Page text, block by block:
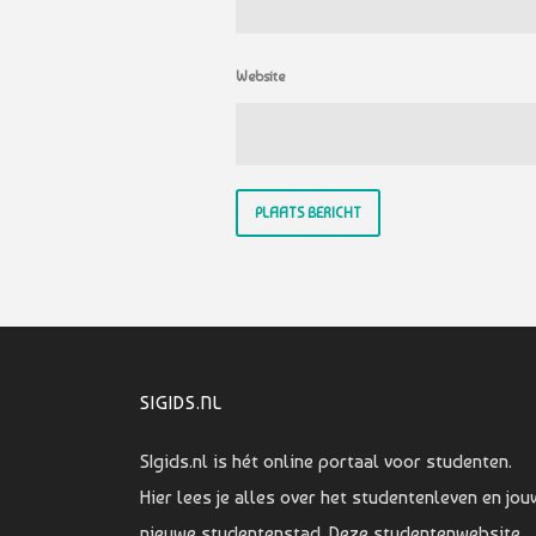
Website
SIGIDS.NL
SIgids.nl is hét online portaal voor studenten.
Hier lees je alles over het studentenleven en